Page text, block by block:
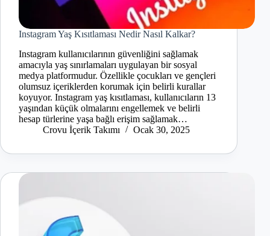
Instagram Yaş Kısıtlaması Nedir Nasıl Kalkar?
Instagram kullanıcılarının güvenliğini sağlamak
amacıyla yaş sınırlamaları uygulayan bir sosyal
medya platformudur. Özellikle çocukları ve gençleri
olumsuz içeriklerden korumak için belirli kurallar
koyuyor. Instagram yaş kısıtlaması, kullanıcıların 13
yaşından küçük olmalarını engellemek ve belirli
hesap türlerine yaşa bağlı erişim sağlamak…
Crovu İçerik Takımı
Ocak 30, 2025